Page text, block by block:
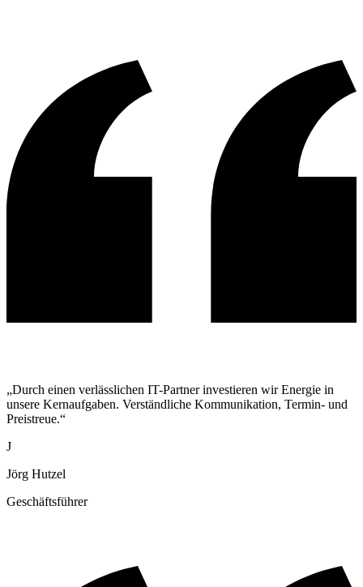
„Durch einen verlässlichen IT-Partner investieren wir Energie in
unsere Kernaufgaben. Verständliche Kommunikation, Termin- und
Preistreue.“
J
Jörg Hutzel
Geschäftsführer